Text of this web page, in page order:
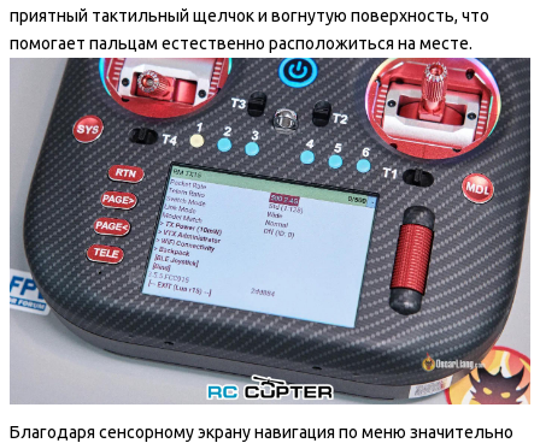
приятный тактильный щелчок и вогнутую поверхность, что
помогает пальцам естественно расположиться на месте.
Благодаря сенсорному экрану навигация по меню значительно